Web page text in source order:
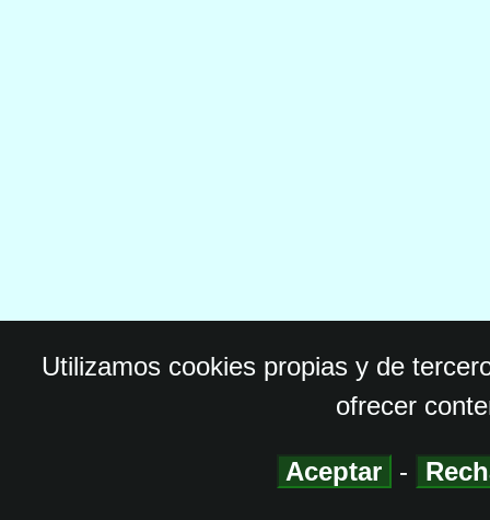
Utilizamos cookies propias y de
ofrecer
Aceptar -